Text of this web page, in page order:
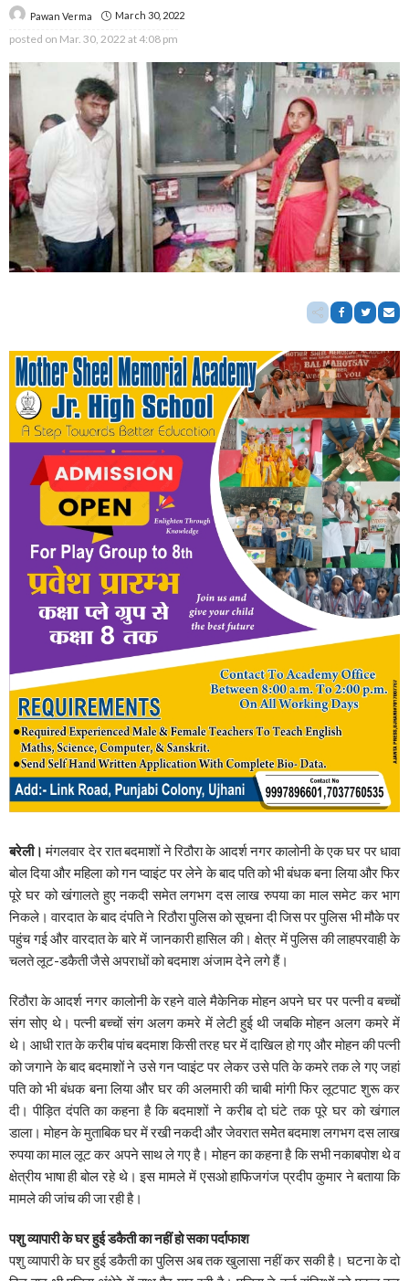
Pawan Verma March 30, 2022
posted on Mar. 30, 2022 at 4:08 pm
बरेली। मंगलवार देर रात बदमाशों ने रिठौरा के आदर्श नगर कालोनी के एक घर पर धावा
बोल दिया और महिला को गन प्वाइंट पर लेने के बाद पति को भी बंधक बना लिया और फिर
पूरे घर को खंगालते हुए नकदी समेत लगभग दस लाख रुपया का माल समेट कर भाग
निकले। वारदात के बाद दंपति ने रिठौरा पुलिस को सूचना दी जिस पर पुलिस भी मौके पर
पहुंच गई और वारदात के बारे में जानकारी हासिल की। क्षेत्र में पुलिस की लाहपरवाही के
चलते लूट-डकैती जैसे अपराधों को बदमाश अंजाम देने लगे हैं।
रिठौरा के आदर्श नगर कालोनी के रहने वाले मैकेनिक मोहन अपने घर पर पत्नी व बच्चों
संग सोए थे। पत्नी बच्चों संग अलग कमरे में लेटी हुई थी जबकि मोहन अलग कमरे में
थे। आधी रात के करीब पांच बदमाश किसी तरह घर में दाखिल हो गए और मोहन की पत्नी
को जगाने के बाद बदमाशों ने उसे गन प्वाइंट पर लेकर उसे पति के कमरे तक ले गए जहां
पति को भी बंधक बना लिया और घर की अलमारी की चाबी मांगी फिर लूटपाट शुरू कर
दी। पीड़ित दंपति का कहना है कि बदमाशों ने करीब दो घंटे तक पूरे घर को खंगाल
डाला। मोहन के मुताबिक घर में रखी नकदी और जेवरात समेेत बदमाश लगभग दस लाख
रुपया का माल लूट कर अपने साथ ले गए है। मोहन का कहना है कि सभी नकाबपोश थे व
क्षेत्रीय भाषा ही बोल रहे थे। इस मामले में एसओ हाफिजगंज प्रदीप कुमार ने बताया कि
मामले की जांच की जा रही है।
पशु व्यापारी के घर हुई डकैती का नहीं हो सका पर्दाफाश
पशु व्यापारी के घर हुई डकैती का पुलिस अब तक खुलासा नहीं कर सकी है। घटना के दो